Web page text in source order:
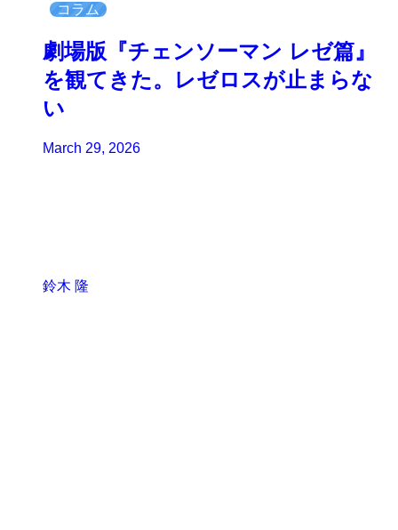
コラム
劇場版『チェンソーマン レゼ篇』
を観てきた。レゼロスが止まらな
い
March 29, 2026
鈴木 隆